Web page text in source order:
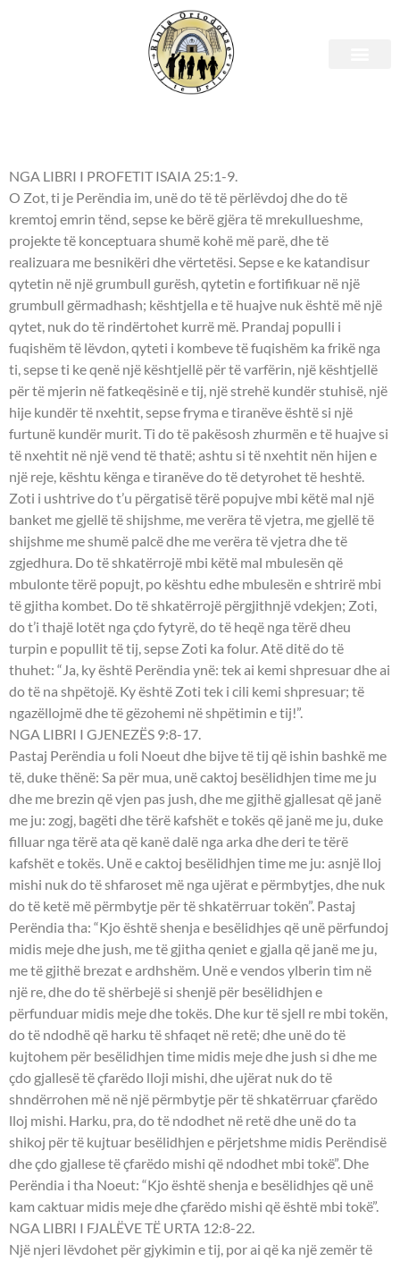
E martë, 21 mars 2023 –
NGA LIBRI I PROFETIT ISAIA 25:1-9.
O Zot, ti je Perëndia im, unë do të të përlëvdoj dhe do të
kremtoj emrin tënd, sepse ke bërë gjëra të mrekullueshme,
projekte të konceptuara shumë kohë më parë, dhe të
realizuara me besnikëri dhe vërtetësi. Sepse e ke katandisur
qytetin në një grumbull gurësh, qytetin e fortifikuar në një
grumbull gërmadhash; kështjella e të huajve nuk është më një
qytet, nuk do të rindërtohet kurrë më. Prandaj populli i
fuqishëm të lëvdon, qyteti i kombeve të fuqishëm ka frikë nga
ti, sepse ti ke qenë një kështjellë për të varfërin, një kështjellë
për të mjerin në fatkeqësinë e tij, një strehë kundër stuhisë, një
hije kundër të nxehtit, sepse fryma e tiranëve është si një
furtunë kundër murit. Ti do të pakësosh zhurmën e të huajve si
të nxehtit në një vend të thatë; ashtu si të nxehtit nën hijen e
një reje, kështu kënga e tiranëve do të detyrohet të heshtë.
Zoti i ushtrive do t’u përgatisë tërë popujve mbi këtë mal një
banket me gjellë të shijshme, me verëra të vjetra, me gjellë të
shijshme me shumë palcë dhe me verëra të vjetra dhe të
zgjedhura. Do të shkatërrojë mbi këtë mal mbulesën që
mbulonte tërë popujt, po kështu edhe mbulesën e shtrirë mbi
të gjitha kombet. Do të shkatërrojë përgjithnjë vdekjen; Zoti,
do t’i thajë lotët nga çdo fytyrë, do të heqë nga tërë dheu
turpin e popullit të tij, sepse Zoti ka folur. Atë ditë do të
thuhet: “Ja, ky është Perëndia ynë: tek ai kemi shpresuar dhe ai
do të na shpëtojë. Ky është Zoti tek i cili kemi shpresuar; të
ngazëllojmë dhe të gëzohemi në shpëtimin e tij!”.
NGA LIBRI I GJENEZËS 9:8-17.
Pastaj Perëndia u foli Noeut dhe bijve të tij që ishin bashkë me
të, duke thënë: Sa për mua, unë caktoj besëlidhjen time me ju
dhe me brezin që vjen pas jush, dhe me gjithë gjallesat që janë
me ju: zogj, bagëti dhe tërë kafshët e tokës që janë me ju, duke
filluar nga tërë ata që kanë dalë nga arka dhe deri te tërë
kafshët e tokës. Unë e caktoj besëlidhjen time me ju: asnjë lloj
mishi nuk do të shfaroset më nga ujërat e përmbytjes, dhe nuk
do të ketë më përmbytje për të shkatërruar tokën”. Pastaj
Perëndia tha: “Kjo është shenja e besëlidhjes që unë përfundoj
midis meje dhe jush, me të gjitha qeniet e gjalla që janë me ju,
me të gjithë brezat e ardhshëm. Unë e vendos ylberin tim në
një re, dhe do të shërbejë si shenjë për besëlidhjen e
përfunduar midis meje dhe tokës. Dhe kur të sjell re mbi tokën,
do të ndodhë që harku të shfaqet në retë; dhe unë do të
kujtohem për besëlidhjen time midis meje dhe jush si dhe me
çdo gjallesë të çfarëdo lloji mishi, dhe ujërat nuk do të
shndërrohen më në një përmbytje për të shkatërruar çfarëdo
lloj mishi. Harku, pra, do të ndodhet në retë dhe unë do ta
shikoj për të kujtuar besëlidhjen e përjetshme midis Perëndisë
dhe çdo gjallese të çfarëdo mishi që ndodhet mbi tokë”. Dhe
Perëndia i tha Noeut: “Kjo është shenja e besëlidhjes që unë
kam caktuar midis meje dhe çfarëdo mishi që është mbi tokë”.
NGA LIBRI I FJALËVE TË URTA 12:8-22.
Një njeri lëvdohet për gjykimin e tij, por ai që ka një zemër të